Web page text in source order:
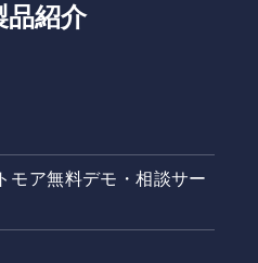
品紹介
モア無料デモ・相談サー